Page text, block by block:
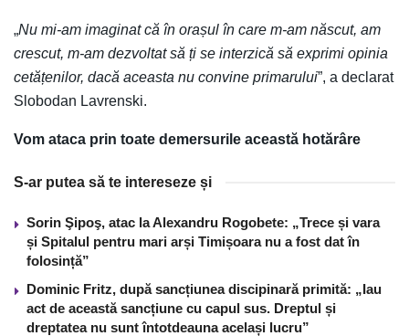
„Nu mi-am imaginat că în orașul în care m-am născut, am
crescut, m-am dezvoltat să ți se interzică să exprimi opinia
cetățenilor, dacă aceasta nu convine primarului”, a declarat
Slobodan Lavrenski.
Vom ataca prin toate demersurile această hotărâre
S-ar putea să te intereseze și
Sorin Şipoş, atac la Alexandru Rogobete: „Trece și vara
și Spitalul pentru mari arși Timișoara nu a fost dat în
folosință”
Dominic Fritz, după sancțiunea discipinară primită: „Iau
act de această sancțiune cu capul sus. Dreptul și
dreptatea nu sunt întotdeauna același lucru”